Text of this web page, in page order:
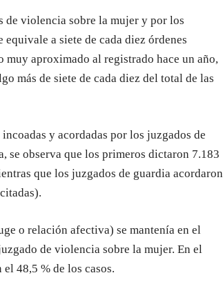
de violencia sobre la mujer y por los
a siete de cada diez órdenes
aproximado al registrado hace un año,
más de siete de cada diez del total de las
y acordadas por los juzgados de
se observa que los primeros dictaron 7.183
que los juzgados de guardia acordaron
o relación afectiva) se mantenía en el
de violencia sobre la mujer. En el
48,5 % de los casos.